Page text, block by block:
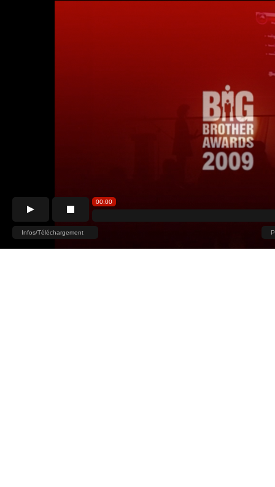
00:00
Infos/Téléchargement